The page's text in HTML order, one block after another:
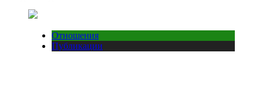
Отношения
Публикации